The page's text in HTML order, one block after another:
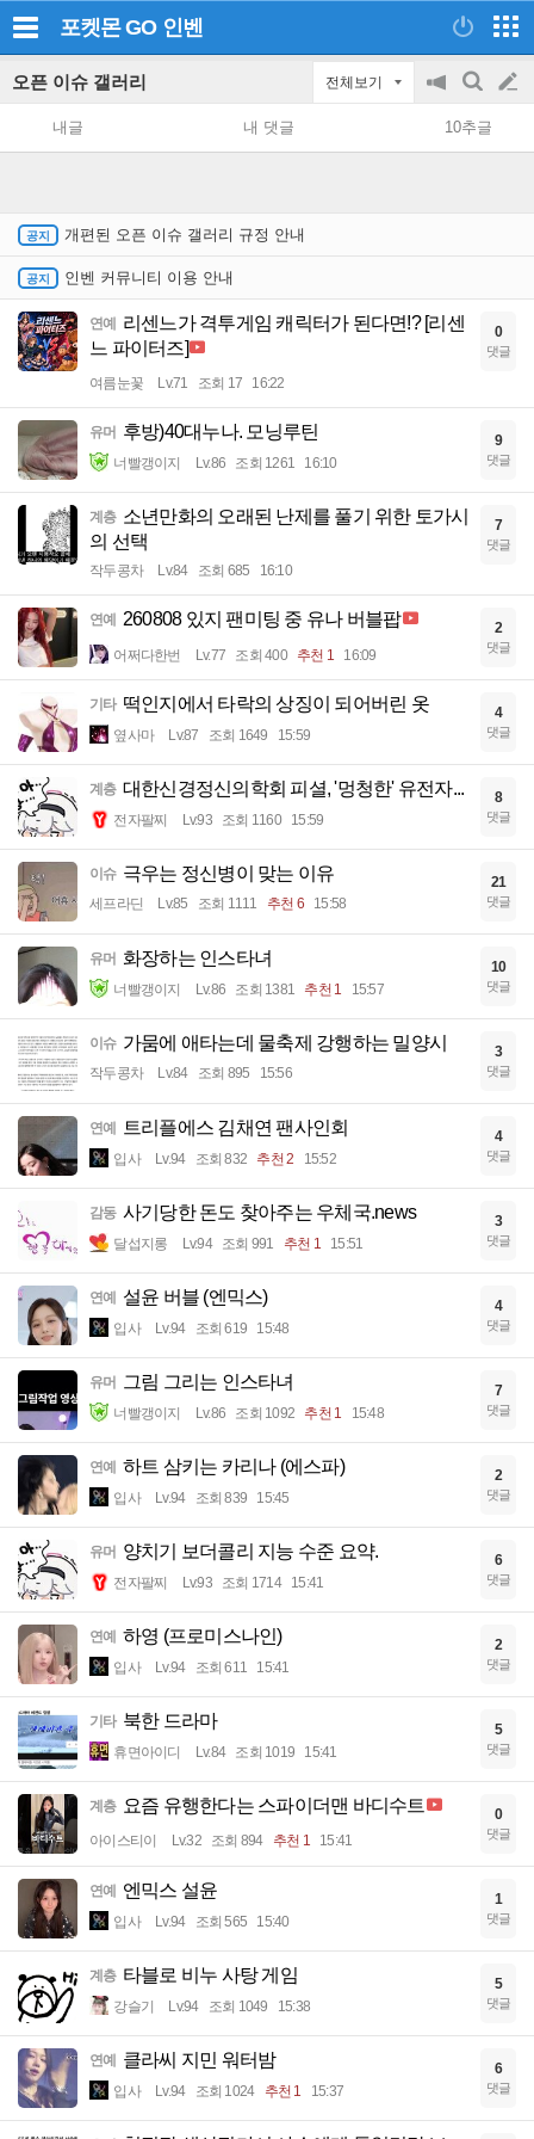
포켓몬 GO 인벤
오픈 이슈 갤러리 전체보기
공
지
on/off
검
색
글
쓰
내글 내 댓글 10추글
개편된 오픈 이슈 갤러리 규정 안내
인벤 커뮤니티 이용 안내
연예
리센느가 격투게임 캐릭터가 된다면!? [리센
느 파이터즈]
여름눈꽃 Lv.71 조회 17 16:22
0
댓글
유머 후방)40대누나. 모닝루틴
너빨갱이지 Lv.86 조회 1261 16:10
9
댓글
계층 소년만화의 오래된 난제를 풀기 위한 토가시
의 선택
작두콩차 Lv.84 조회 685 16:10
7
댓글
연예 260808 있지 팬미팅 중 유나 버블팝
어쩌다한번 Lv.77 조회 400 추천 1 16:09
2
댓글
기타 떡인지에서 타락의 상징이 되어버린 옷
옆사마 Lv.87 조회 1649 15:59
4
댓글
계층 대한신경정신의학회 피셜, '멍청한' 유전자...
전자팔찌 Lv.93 조회 1160 15:59
8
댓글
이슈 극우는 정신병이 맞는 이유
세프라딘 Lv.85 조회 1111 추천 6 15:58
21
댓글
유머 화장하는 인스타녀
너빨갱이지 Lv.86 조회 1381 추천 1 15:57
10
댓글
이슈 가뭄에 애타는데 물축제 강행하는 밀양시
작두콩차 Lv.84 조회 895 15:56
3
댓글
연예 트리플에스 김채연 팬사인회
입사 Lv.94 조회 832 추천 2 15:52
4
댓글
감동 사기당한 돈도 찾아주는 우체국.news
달섭지롱 Lv.94 조회 991 추천 1 15:51
3
댓글
연예 설윤 버블 (엔믹스)
입사 Lv.94 조회 619 15:48
4
댓글
유머 그림 그리는 인스타녀
너빨갱이지 Lv.86 조회 1092 추천 1 15:48
7
댓글
연예 하트 삼키는 카리나 (에스파)
입사 Lv.94 조회 839 15:45
2
댓글
유머 양치기 보더콜리 지능 수준 요약.
전자팔찌 Lv.93 조회 1714 15:41
6
댓글
연예 하영 (프로미스나인)
입사 Lv.94 조회 611 15:41
2
댓글
기타 북한 드라마
휴면아이디 Lv.84 조회 1019 15:41
5
댓글
계층 요즘 유행한다는 스파이더맨 바디수트
아이스티이 Lv.32 조회 894 추천 1 15:41
0
댓글
연예 엔믹스 설윤
입사 Lv.94 조회 565 15:40
1
댓글
계층 타블로 비누 사탕 게임
강슬기 Lv.94 조회 1049 15:38
5
댓글
연예 클라씨 지민 워터밤
입사 Lv.94 조회 1024 추천 1 15:37
6
댓글